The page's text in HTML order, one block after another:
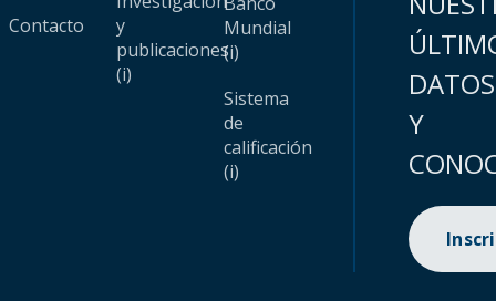
Contacto
y
publicaciones
(i)
Mundial
(i)
Sistema
de
calificación
(i)
DATOS
Y